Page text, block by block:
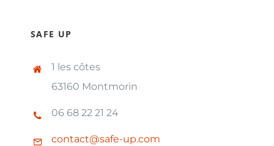
SAFE UP
1 les côtes
63160 Montmorin
06 68 22 21 24
contact@safe-up.com